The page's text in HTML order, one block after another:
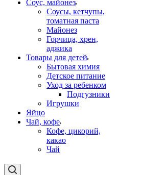
Соус, майонез
Соусы, кетчупы,
томатная паста
Майонез
Горчица, хрен,
аджика
Товары для детей
Бытовая химия
Детское питание
Уход за ребенком
Подгузники
Игрушки
Яйцо
Чай, кофе
Кофе, цикорий,
какао
Чай